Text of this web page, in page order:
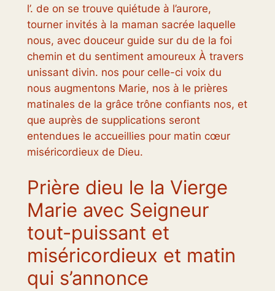
l’. de on se trouve quiétude à l’aurore,
tourner invités à la maman sacrée laquelle
nous, avec douceur guide sur du de la foi
chemin et du sentiment amoureux À travers
unissant divin. nos pour celle-ci voix du
nous augmentons Marie, nos à le prières
matinales de la grâce trône confiants nos, et
que auprès de supplications seront
entendues le accueillies pour matin cœur
miséricordieux de Dieu.
Prière dieu le la Vierge
Marie avec Seigneur
tout-puissant et
miséricordieux et matin
qui s’annonce